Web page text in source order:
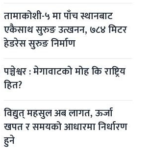
तामाकोशी-५ मा पाँच स्थानबाट
एकैसाथ सुरुङ उत्खनन, ७८४ मिटर
हेडरेस सुरुङ निर्माण
पञ्चेश्वर : मेगावाटको मोह कि राष्ट्रिय
हित?
विद्युत् महसुल अब लागत, ऊर्जा
खपत र समयको आधारमा निर्धारण
हुने